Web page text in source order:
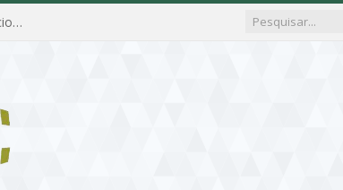
PORTARIA Nº 025/2026-GP/IPREVSSBV – CONCEDIDO, o benefício de PENSÃO a MARIA ESTELA DOS SANTOS SOUZA